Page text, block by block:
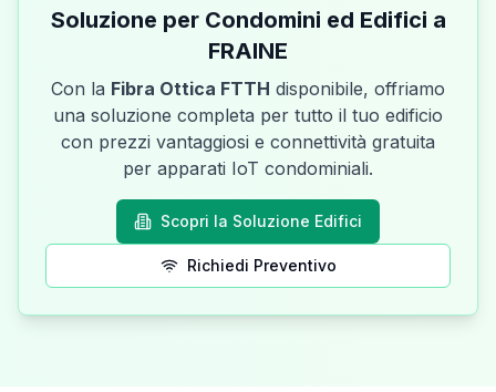
Soluzione per Condomini ed Edifici a
FRAINE
Con la Fibra Ottica FTTH disponibile, offriamo
una soluzione completa per tutto il tuo edificio
con prezzi vantaggiosi e connettività gratuita
per apparati IoT condominiali.
Scopri la Soluzione Edifici
Richiedi Preventivo